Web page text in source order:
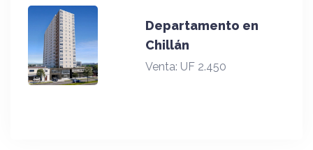
Departamento en
Chillán
Venta: UF 2.450